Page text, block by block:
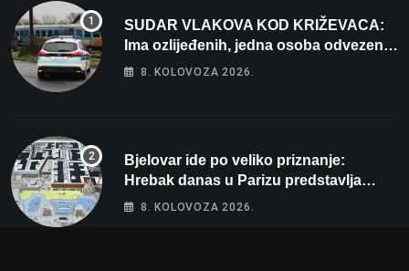
SUDAR VLAKOVA KOD KRIŽEVACA:
Ima ozlijeđenih, jedna osoba odvezena
helikopterom
8. KOLOVOZA 2026.
Bjelovar ide po veliko priznanje:
Hrebak danas u Parizu predstavlja
Wellovar za domaćina Europskog
8. KOLOVOZA 2026.